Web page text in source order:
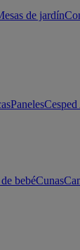
de jardín
Paneles
bebéCunas